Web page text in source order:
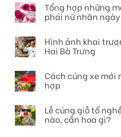
Tổng hợp những
phái nữ nhân
Hình ảnh khai
Hai Bà Trưng
Cách cúng xe mới
hợp
Lễ cúng giỗ tổ
nào, cần hoa gì?